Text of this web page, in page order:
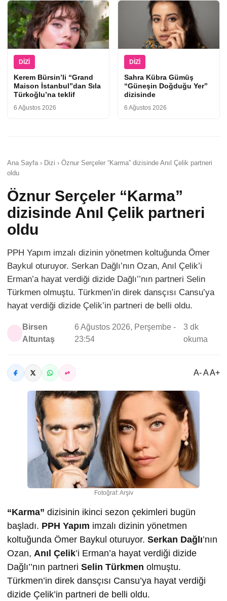
DIZI
Kerem Bürsin’li “Grand
Maison İstanbul”dan Sıla
Türkoğlu’na teklif
6 Ağustos 2026
DIZI
Sahra Kübra Gümüş
“Güneşin Doğduğu Yer”
dizisinde
6 Ağustos 2026
Ana Sayfa › Dizi › Öznur Serçeler “Karma” dizisinde Anıl Çelik partneri
oldu
Öznur Serçeler “Karma”
dizisinde Anıl Çelik partneri
oldu
PPH Yapım imzalı dizinin yönetmen koltuğunda Ömer
Baykul oturuyor. Serkan Dağlı’nın Ozan, Anıl Çelik’i
Erman’a hayat verdiği dizide Dağlı’’nın partneri Selin
Türkmen olmuştu. Türkmen’in direk dansçısı Cansu’ya
hayat verdiği dizide Çelik’in partneri de belli oldu.
Birsen
Altuntaş
6 Ağustos 2026, Perşembe -
23:54
3 dk
okuma
A- A A+
Fotoğraf: Arşiv
“Karma” dizisinin ikinci sezon çekimleri bugün
başladı. PPH Yapım imzalı dizinin yönetmen
koltuğunda Ömer Baykul oturuyor. Serkan Dağlı’nın
Ozan, Anıl Çelik’i Erman’a hayat verdiği dizide
Dağlı’’nın partneri Selin Türkmen olmuştu.
Türkmen’in direk dansçısı Cansu’ya hayat verdiği
dizide Çelik’in partneri de belli oldu.